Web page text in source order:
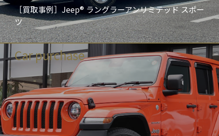
［買取事例］Jeep® ラングラーアンリミテッド スポー
ツ
Car purchase